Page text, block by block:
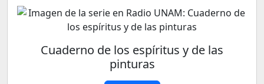
Cuaderno de los espíritus y de las
pinturas